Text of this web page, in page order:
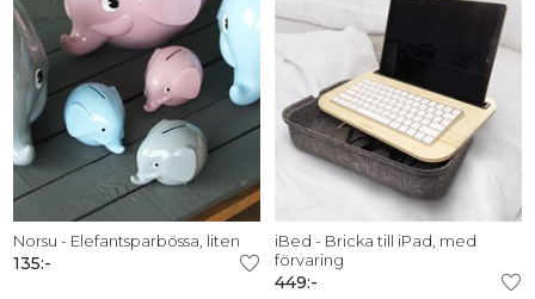
Norsu - Elefantsparbössa, liten
135:-
iBed - Bricka till iPad, med
förvaring
449:-